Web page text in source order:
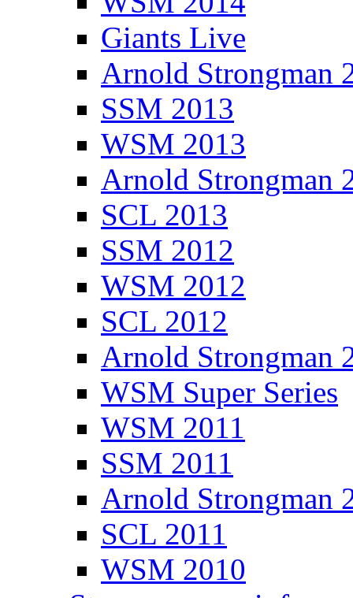
Giants Live
Arnold Strongman
SSM 2013
WSM 2013
Arnold Strongman
SCL 2013
SSM 2012
WSM 2012
SCL 2012
Arnold Strongman
WSM Super Series
WSM 2011
SSM 2011
Arnold Strongman
SCL 2011
WSM 2010